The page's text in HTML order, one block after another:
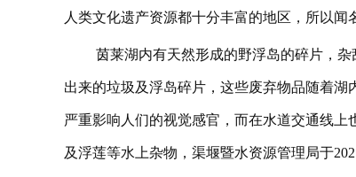
人类文化遗产资源都十分丰富的地区，所以闻
茵莱湖内有天然形成的野浮岛的碎片，
出来的垃圾及浮岛碎片，这些废弃物品随着湖
严重影响人们的视觉感官，而在水道交通线
及浮莲等水上杂物，渠堰暨水资源管理局于